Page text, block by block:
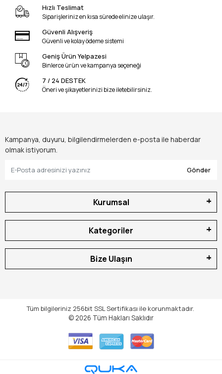
Hızlı Teslimat
Siparişleriniz en kısa sürede elinize ulaşır.
Güvenli Alışveriş
Güvenli ve kolay ödeme sistemi
Geniş Ürün Yelpazesi
Binlerce ürün ve kampanya seçeneği
7 / 24 DESTEK
Öneri ve şikayetlerinizi bize iletebilirsiniz.
Kampanya, duyuru, bilgilendirmelerden e-posta ile haberdar
olmak istiyorum.
Gönder
Kurumsal
Kategoriler
Bize Ulaşın
Tüm bilgileriniz 256bit SSL Sertifikası ile korunmaktadır.
© 2026 Tüm Hakları Saklıdır